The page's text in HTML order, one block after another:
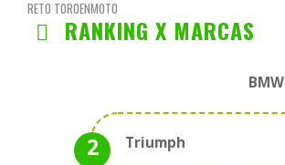
RETO TOROENMOTO
RANKING X MARCAS
BMW
Triumph